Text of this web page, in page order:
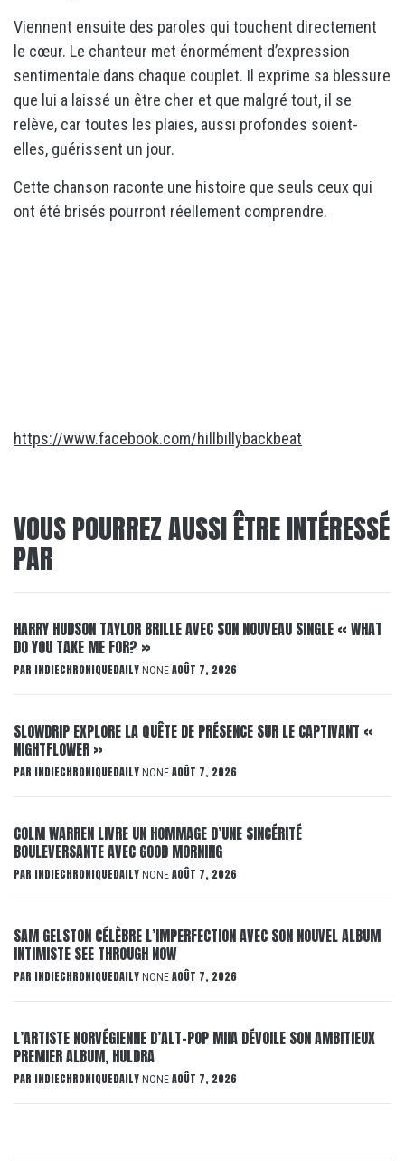
Viennent ensuite des paroles qui touchent directement
le cœur. Le chanteur met énormément d’expression
sentimentale dans chaque couplet. Il exprime sa blessure
que lui a laissé un être cher et que malgré tout, il se
relève, car toutes les plaies, aussi profondes soient-
elles, guérissent un jour.
Cette chanson raconte une histoire que seuls ceux qui
ont été brisés pourront réellement comprendre.
https://www.facebook.com/hillbillybackbeat
VOUS POURREZ AUSSI ÊTRE INTÉRESSÉ
PAR
HARRY HUDSON TAYLOR BRILLE AVEC SON NOUVEAU SINGLE « WHAT
DO YOU TAKE ME FOR? »
PAR INDIECHRONIQUEDAILY NONE AOÛT 7, 2026
SLOWDRIP EXPLORE LA QUÊTE DE PRÉSENCE SUR LE CAPTIVANT «
NIGHTFLOWER »
PAR INDIECHRONIQUEDAILY NONE AOÛT 7, 2026
COLM WARREN LIVRE UN HOMMAGE D’UNE SINCÉRITÉ
BOULEVERSANTE AVEC GOOD MORNING
PAR INDIECHRONIQUEDAILY NONE AOÛT 7, 2026
SAM GELSTON CÉLÈBRE L’IMPERFECTION AVEC SON NOUVEL ALBUM
INTIMISTE SEE THROUGH NOW
PAR INDIECHRONIQUEDAILY NONE AOÛT 7, 2026
L’ARTISTE NORVÉGIENNE D’ALT-POP MIIA DÉVOILE SON AMBITIEUX
PREMIER ALBUM, HULDRA
PAR INDIECHRONIQUEDAILY NONE AOÛT 7, 2026